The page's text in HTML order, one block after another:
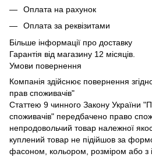
Оплата на рахунок
Оплата за реквізитами
Більше інформації про доставку
Гарантія від магазину 12 місяців.
Умови повернення
Компанія здійснює повернення
прав споживачів"
Статтею 9 чинного Закону України
споживачів" передбачено право
непродовольчий товар належної
куплений товар не підійшов за
фасоном, кольором, розміром або з